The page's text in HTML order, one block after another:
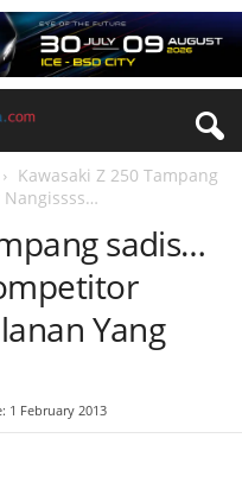
Kawasaki Z 250 Tampang
sadis…
Yang
1 February 2013